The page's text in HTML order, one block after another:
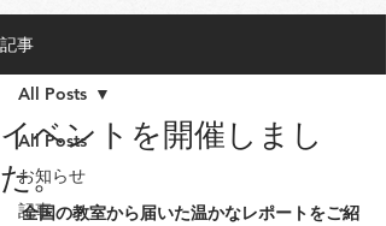
記事
All Posts
お知らせ
記事
All Posts
イベントを開催しまし
た。
全国の教室から届いた温かなレポートをご紹